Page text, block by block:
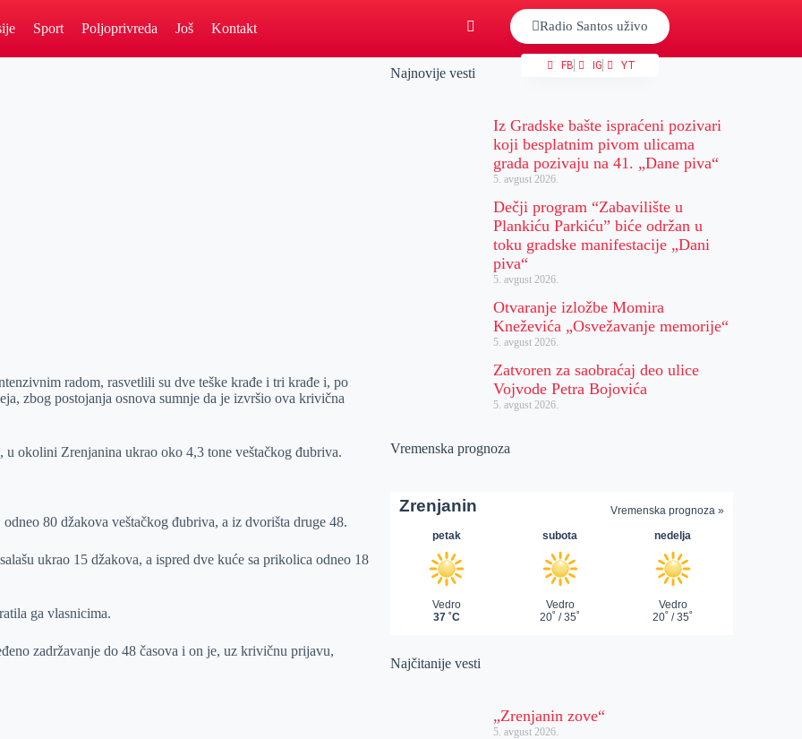
Sport Poljoprivreda Još Kontakt Radio Santos uživo
FB IG YT
radom, rasvetlili su dve teške krađe i tri krađe i, po
zbog postojanja osnova sumnje da je izvršio ova krivična
u okolini Zrenjanina ukrao oko 4,3 tone veštačkog đubriva.
80 džakova veštačkog đubriva, a iz dvorišta druge 48.
ukrao 15 džakova, a ispred dve kuće sa prikolica odneo 18
ga vlasnicima.
zadržavanje do 48 časova i on je, uz krivičnu prijavu,
Najnovije vesti
Iz Gradske bašte ispraćeni pozivari
koji besplatnim pivom ulicama
grada pozivaju na 41. „Dane piva“
5. avgust 2026.
Dečji program “Zabavilište u
Plankiću Parkiću” biće održan u
toku gradske manifestacije „Dani
piva“
5. avgust 2026.
Otvaranje izložbe Momira
Kneževića „Osvežavanje memorije“
5. avgust 2026.
Zatvoren za saobraćaj deo ulice
Vojvode Petra Bojovića
5. avgust 2026.
Vremenska prognoza
Najčitanije vesti
„Zrenjanin zove“
5. avgust 2026.